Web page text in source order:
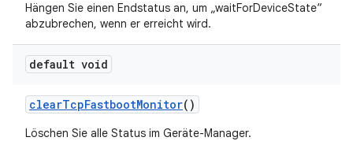
Hängen Sie einen Endstatus an, um „waitForDeviceState“
abzubrechen, wenn er erreicht wird.
default void
clearTcpFastbootMonitor()
Löschen Sie alle Status im Geräte-Manager.